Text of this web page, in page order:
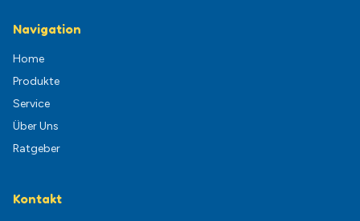
Navigation
Home
Produkte
Service
Über Uns
Ratgeber
Kontakt